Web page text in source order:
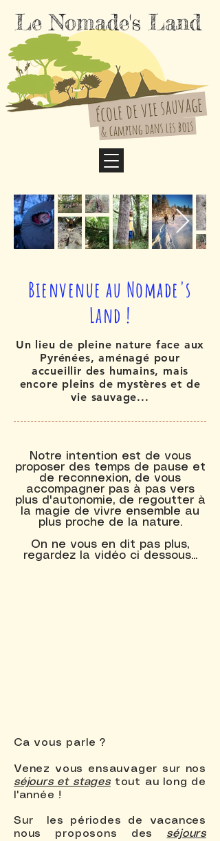
Le Nomade's Land
école de vie sauvage
& camping dans les bois
Bienvenue au Nomade's
Land !
Un lieu de pleine nature face aux
Pyrénées, aménagé pour
accueillir des humains, mais
encore pleins de mystères et de
vie sauvage...
Notre intention est de vous
proposer des temps de pause et
de reconnexion, de vous
accompagner pas à pas vers
plus d'autonomie, de regoutter à
la magie de vivre ensemble au
plus proche de la nature.
On ne vous en dit pas plus,
regardez la vidéo ci dessous...
Ca vous parle ?
Venez vous ensauvager sur nos
séjours et stages tout au long de
l'année !
Sur les périodes de vacances
nous proposons des séjours